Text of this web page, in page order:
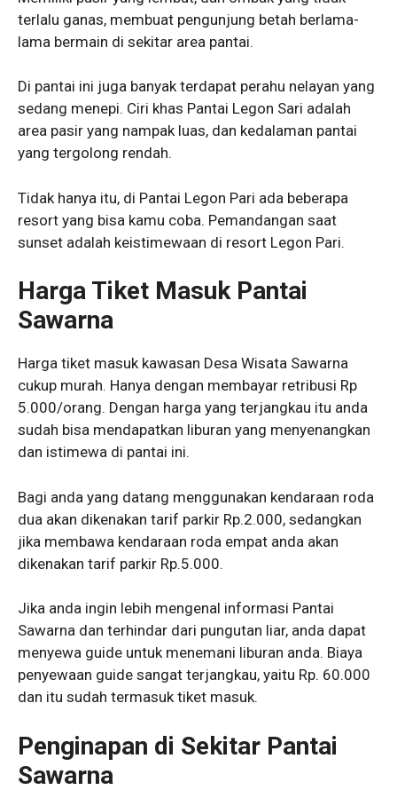
terlalu ganas, membuat pengunjung betah berlama-
lama bermain di sekitar area pantai.
Di pantai ini juga banyak terdapat perahu nelayan yang
sedang menepi. Ciri khas Pantai Legon Sari adalah
area pasir yang nampak luas, dan kedalaman pantai
yang tergolong rendah.
Tidak hanya itu, di Pantai Legon Pari ada beberapa
resort yang bisa kamu coba. Pemandangan saat
sunset adalah keistimewaan di resort Legon Pari.
Harga Tiket Masuk Pantai
Sawarna
Harga tiket masuk kawasan Desa Wisata Sawarna
cukup murah. Hanya dengan membayar retribusi Rp
5.000/orang. Dengan harga yang terjangkau itu anda
sudah bisa mendapatkan liburan yang menyenangkan
dan istimewa di pantai ini.
Bagi anda yang datang menggunakan kendaraan roda
dua akan dikenakan tarif parkir Rp.2.000, sedangkan
jika membawa kendaraan roda empat anda akan
dikenakan tarif parkir Rp.5.000.
Jika anda ingin lebih mengenal informasi Pantai
Sawarna dan terhindar dari pungutan liar, anda dapat
menyewa guide untuk menemani liburan anda. Biaya
penyewaan guide sangat terjangkau, yaitu Rp. 60.000
dan itu sudah termasuk tiket masuk.
Penginapan di Sekitar Pantai
Sawarna